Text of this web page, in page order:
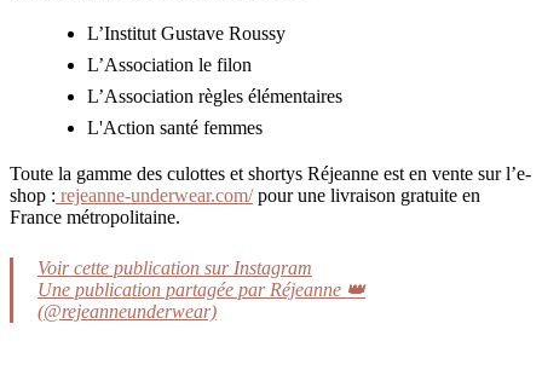
L’Institut Gustave Roussy
L’Association le filon
L’Association règles élémentaires
L'Action santé femmes
Toute la gamme des culottes et shortys Réjeanne est en vente sur l’e-
shop : rejeanne-underwear.com/pour une livraison gratuite en
France métropolitaine.
Voir cette publication sur Instagram
Une publication partagée par Réjeanne 👑
(@rejeanneunderwear)